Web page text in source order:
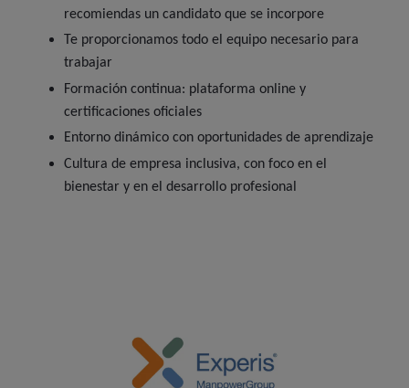
recomiendas un candidato que se incorpore
Te proporcionamos todo el equipo necesario para
trabajar
Formación continua: plataforma online y
certificaciones oficiales
Entorno dinámico con oportunidades de aprendizaje
Cultura de empresa inclusiva, con foco en el
bienestar y en el desarrollo profesional